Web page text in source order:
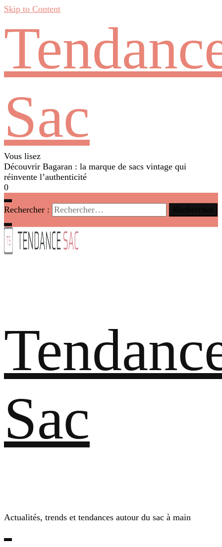
Skip to Content
Sac
Vous lisez
Découvrir Bagaran : la marque de sacs vintage qui
réinvente l’authenticité
0
Rechercher :
Sac
Actualités, trends et tendances autour du sac à main